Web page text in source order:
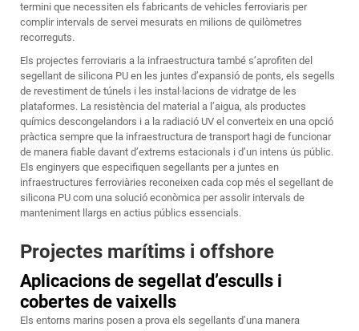
termini que necessiten els fabricants de vehicles ferroviaris per
complir intervals de servei mesurats en milions de quilòmetres
recorreguts.
Els projectes ferroviaris a la infraestructura també s’aprofiten del
segellant de silicona PU en les juntes d’expansió de ponts, els segells
de revestiment de túnels i les instal·lacions de vidratge de les
plataformes. La resistència del material a l’aigua, als productes
químics descongelandors i a la radiació UV el converteix en una opció
pràctica sempre que la infraestructura de transport hagi de funcionar
de manera fiable davant d’extrems estacionals i d’un intens ús públic.
Els enginyers que especifiquen segellants per a juntes en
infraestructures ferroviàries reconeixen cada cop més el segellant de
silicona PU com una solució econòmica per assolir intervals de
manteniment llargs en actius públics essencials.
Projectes marítims i offshore
Aplicacions de segellat d’esculls i
cobertes de vaixells
Els entorns marins posen a prova els segellants d’una manera